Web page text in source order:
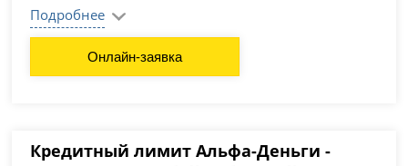
Подробнее
Онлайн-заявка
Кредитный лимит Альфа-Деньги -